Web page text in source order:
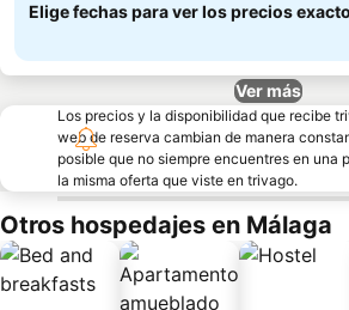
Elige fechas para ver los precios
Ver más
Los precios y la disponibilidad que recibe
web de reserva cambian de manera
posible que no siempre encuentres en una
la misma oferta que viste en trivago.
Otros hospedajes en Málaga